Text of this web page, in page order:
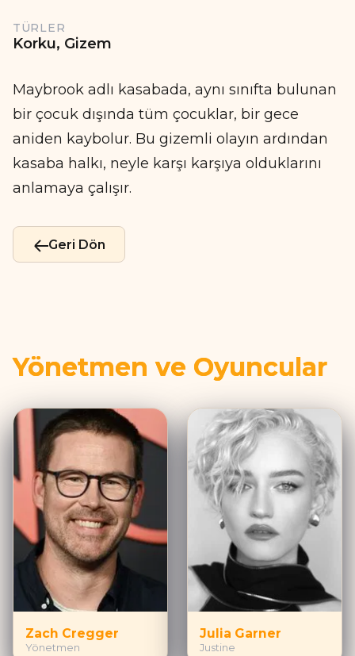
TÜRLER
Korku, Gizem
Maybrook adlı kasabada, aynı sınıfta bulunan
bir çocuk dışında tüm çocuklar, bir gece
aniden kaybolur. Bu gizemli olayın ardından
kasaba halkı, neyle karşı karşıya olduklarını
anlamaya çalışır.
Geri Dön
Yönetmen ve Oyuncular
Zach Cregger
Yönetmen
Julia Garner
Justine